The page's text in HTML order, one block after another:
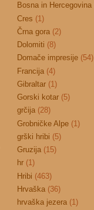
Bosna in Hercegovina
Cres (1)
Črna gora (2)
Dolomiti (8)
Domače impresije (54)
Francija (4)
Gibraltar (1)
Gorski kotar (5)
grčija (28)
Grobničke Alpe (1)
grški hribi (5)
Gruzija (15)
hr (1)
Hribi (463)
Hrvaška (36)
hrvaška jezera (1)